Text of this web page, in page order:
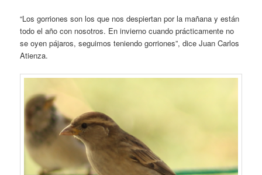
“Los gorriones son los que nos despiertan por la mañana y están
todo el año con nosotros. En invierno cuando prácticamente no
se oyen pájaros, seguimos teniendo gorriones”, dice Juan Carlos
Atienza.